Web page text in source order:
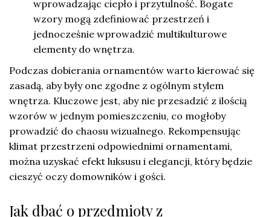
wprowadzając ciepło i przytulność. Bogate
wzory mogą zdefiniować przestrzeń i
jednocześnie wprowadzić multikulturowe
elementy do wnętrza.
Podczas dobierania ornamentów warto kierować się
zasadą, aby były one zgodne z ogólnym stylem
wnętrza. Kluczowe jest, aby nie przesadzić z ilością
wzorów w jednym pomieszczeniu, co mogłoby
prowadzić do chaosu wizualnego. Rekompensując
klimat przestrzeni odpowiednimi ornamentami,
można uzyskać efekt luksusu i elegancji, który będzie
cieszyć oczy domowników i gości.
Jak dbać o przedmioty z